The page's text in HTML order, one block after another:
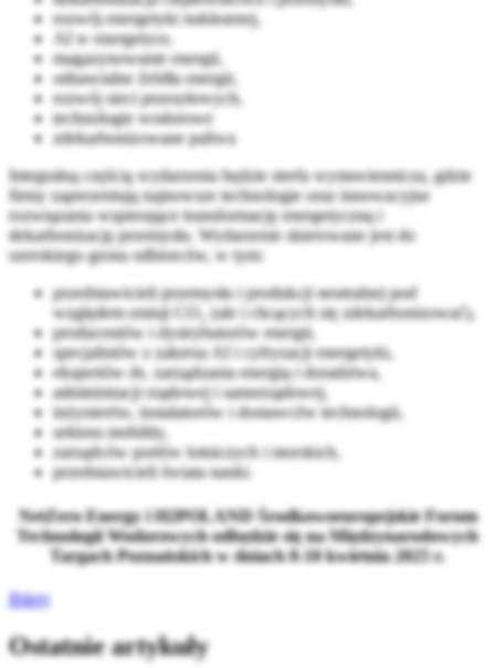
rozwój energetyki nuklearnej,
AI w energetyce,
magazynowanie energii,
odnawialne źródła energii,
rozwój sieci przesyłowych,
technologie wodorowe
zdekarbonizowane paliwa
Integralną częścią wydarzenia będzie strefa wystawiennicza, gdzie
firmy zaprezentują najnowsze technologie oraz innowacyjne
rozwiązania wspierające transformację energetyczną i
dekarbonizację przemysłu. Wydarzenie skierowane jest do
szerokiego grona odbiorców, w tym:
przedstawicieli przemysłu i produkcji neutralnej pod
względem emisji CO₂ (ale i chcących się zdekarbonizować),
producentów i dystrybutorów energii,
specjalistów z zakresu AI i cyfryzacji energetyki,
ekspertów ds. zarządzania energią i doradztwa,
administracji rządowej i samorządowej,
inżynierów, instalatorów i dostawców technologii,
sektora mobility,
zarządców portów lotniczych i morskich,
przedstawicieli świata nauki.
NetZero Energy i H2POLAND Środkowoeuropejskie Forum
Technologii Wodorowych odbędzie się na Międzynarodowych
Targach Poznańskich w dniach 8-10 kwietnia 2025 r.
Bilety
Ostatnie artykuły